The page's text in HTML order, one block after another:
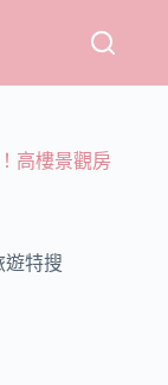
高樓景觀房
遊特搜